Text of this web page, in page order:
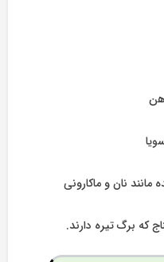
مانند نان و ماکارونی
که برگ تیره دارند.